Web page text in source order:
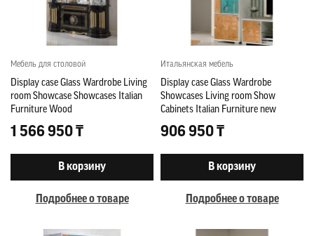
Мебель для столовой
Display case Glass Wardrobe Living
room Showcase Showcases Italian
Furniture Wood
1 566 950 ₸
В корзину
Подробнее о товаре
Итальянская мебель
Display case Glass Wardrobe
Showcases Living room Show
Cabinets Italian Furniture new
906 950 ₸
В корзину
Подробнее о товаре